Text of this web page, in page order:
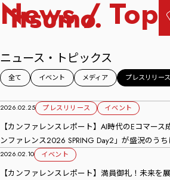
News /
ニュース・トピックス
全て イベント メディア プレスリリース
2026.02.25 プレスリリース イベント
【カンファレンスレポート】AI時代のEコマー
ンファレンス2026 SPRING Day2」が盛況のう
2026.02.10 イベント
【カンファレンスレポート】満員御礼！未来を